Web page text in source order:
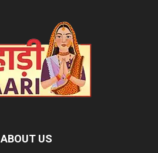
ABOUT US